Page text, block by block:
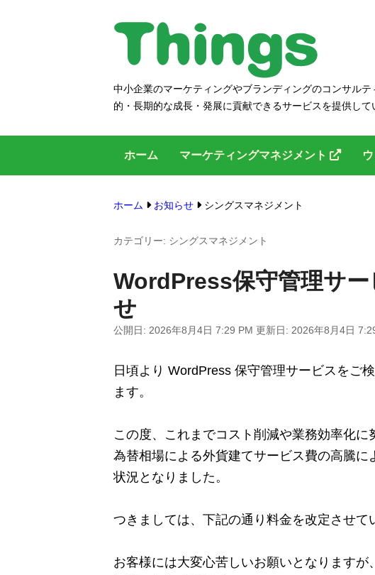
ス
シングス
中小企業のマーケティングやブランディングのコンサル
的・長期的な成長・発展に貢献できるサービスを提供して
ホーム マーケティングマネジメント
ホーム お知らせ シングスマネジメント
カテゴリー: シングスマネジメント
WordPress保守管理サ
せ
公開日: 2026年8月4日 7:29 PM 更新日: 2026年8月4日
日頃より WordPress 保守管理サービスをご
ます。
この度、これまでコスト削減や業務効率化
為替相場による外貨建てサービス費の高騰
状況となりました。
つきましては、下記の通り料金を改定させて
お客様には大変心苦しいお願いとなります